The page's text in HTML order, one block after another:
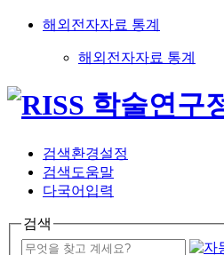
해외전자자료 통계
해외전자자료 통계
검색환경설정
검색도움말
다국어입력
검색